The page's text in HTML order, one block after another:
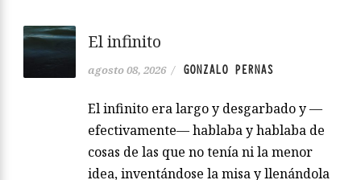
El infinito
agosto 08, 2026 / GONZALO PERNAS
El infinito era largo y desgarbado y —
efectivamente— hablaba y hablaba de
cosas de las que no tenía ni la menor
idea, inventándose la misa y llenándola